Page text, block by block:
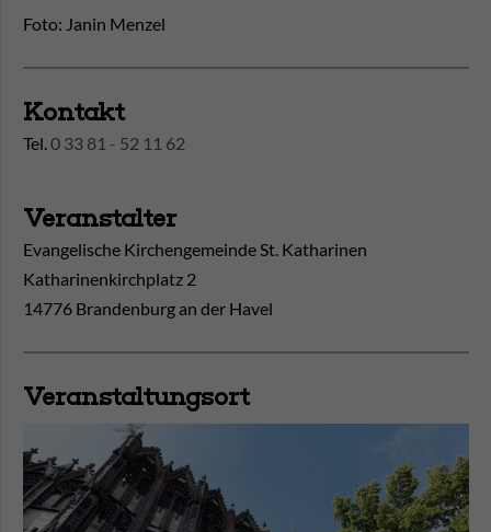
Foto: Janin Menzel
Kontakt
Tel.0 33 81 - 52 11 62
Veranstalter
Evangelische Kirchengemeinde St. Katharinen
Katharinenkirchplatz 2
14776 Brandenburg an der Havel
Veranstaltungsort